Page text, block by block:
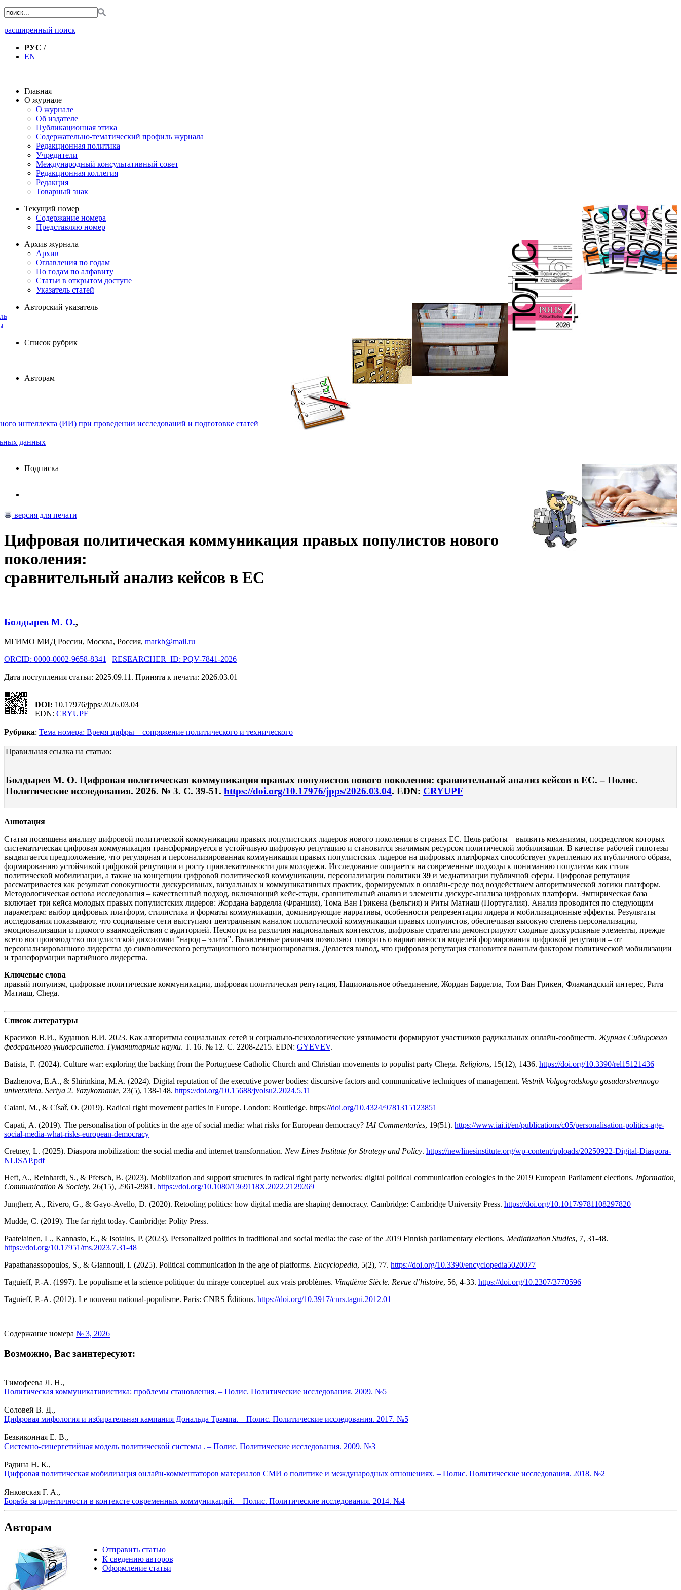
расширенный поиск
РУС /
EN
Главная
О журнале
О журнале
Об издателе
Публикационная этика
Содержательно-тематический профиль журнала
Редакционная политика
Учредители
Международный консультативный совет
Редакционная коллегия
Редакция
Товарный знак
Текущий номер
Содержание номера
Представляю номер
Архив журнала
Архив
Оглавления по годам
По годам по алфавиту
Статьи в открытом доступе
Указатель статей
Авторский указатель
Список рубрик
Авторам
интеллекта (ИИ) при проведении исследований и подготовке статей
данных
Подписка
версия для печати
Цифровая политическая коммуникация правых популистов нового
поколения:
сравнительный анализ кейсов в ЕС
Болдырев М. О.,
МГИМО МИД России, Москва, Россия, markb@mail.ru
ORCID: 0000-0002-9658-8341 | RESEARCHER_ID: PQV-7841-2026
Дата поступления статьи: 2025.09.11. Принята к печати: 2026.03.01
DOI: 10.17976/jpps/2026.03.04
EDN: CRYUPF
Рубрика: Тема номера: Время цифры – сопряжение политического и технического
Правильная ссылка на статью:
Болдырев М. О. Цифровая политическая коммуникация правых популистов нового поколения: сравнительный анализ кейсов в ЕС. – Полис.
Политические исследования. 2026. № 3. С. 39-51. https://doi.org/10.17976/jpps/2026.03.04. EDN: CRYUPF
Аннотация
Статья посвящена анализу цифровой политической коммуникации правых популистских лидеров нового поколения в странах ЕС. Цель работы – выявить механизмы, посредством которых
систематическая цифровая коммуникация трансформируется в устойчивую цифровую репутацию и становится значимым ресурсом политической мобилизации. В качестве рабочей гипотезы
выдвигается предположение, что регулярная и персонализированная коммуникация правых популистских лидеров на цифровых платформах способствует укреплению их публичного образа,
формированию устойчивой цифровой репутации и росту привлекательности для молодежи. Исследование опирается на современные подходы к пониманию популизма как стиля
политической мобилизации, а также на концепции цифровой политической коммуникации, персонализации политики 39 и медиатизации публичной сферы. Цифровая репутация
рассматривается как результат совокупности дискурсивных, визуальных и коммуникативных практик, формируемых в онлайн-среде под воздействием алгоритмической логики платформ.
Методологическая основа исследования – качественный подход, включающий кейс-стади, сравнительный анализ и элементы дискурс-анализа цифровых платформ. Эмпирическая база
включает три кейса молодых правых популистских лидеров: Жордана Барделла (Франция), Тома Ван Грикена (Бельгия) и Риты Матиаш (Португалия). Анализ проводится по следующим
параметрам: выбор цифровых платформ, стилистика и форматы коммуникации, доминирующие нарративы, особенности репрезентации лидера и мобилизационные эффекты. Результаты
исследования показывают, что социальные сети выступают центральным каналом политической коммуникации правых популистов, обеспечивая высокую степень персонализации,
эмоционализации и прямого взаимодействия с аудиторией. Несмотря на различия национальных контекстов, цифровые стратегии демонстрируют сходные дискурсивные элементы, прежде
всего воспроизводство популистской дихотомии “народ – элита”. Выявленные различия позволяют говорить о вариативности моделей формирования цифровой репутации – от
персонализированного лидерства до символического репутационного позиционирования. Делается вывод, что цифровая репутация становится важным фактором политической мобилизации
и трансформации партийного лидерства.
Ключевые слова
правый популизм, цифровые политические коммуникации, цифровая политическая репутация, Национальное объединение, Жордан Барделла, Том Ван Грикен, Фламандский интерес, Рита
Матиаш, Chega.
Список литературы
Красиков В.И., Кудашов В.И. 2023. Как алгоритмы социальных сетей и социально-психологические уязвимости формируют участников радикальных онлайн-сообществ. Журнал Сибирского
федерального университета. Гуманитарные науки. Т. 16. № 12. С. 2208-2215. EDN: GYEVEV.
Batista, F. (2024). Culture war: exploring the backing from the Portuguese Catholic Church and Christian movements to populist party Chega. Religions, 15(12), 1436. https://doi.org/10.3390/rel15121436
Bazhenova, E.A., & Shirinkina, M.A. (2024). Digital reputation of the executive power bodies: discursive factors and communicative techniques of management. Vestnik Volgogradskogo gosudarstvennogo
universiteta. Seriya 2. Yazykoznanie, 23(5), 138-148. https://doi.org/10.15688/jvolsu2.2024.5.11
Caiani, M., & Císař, O. (2019). Radical right movement parties in Europe. London: Routledge. https://doi.org/10.4324/9781315123851
Capati, A. (2019). The personalisation of politics in the age of social media: what risks for European democracy? IAI Commentaries, 19(51). https://www.iai.it/en/publications/c05/personalisation-politics-age-
social-media-what-risks-european-democracy
Cretney, L. (2025). Diaspora mobilization: the social media and internet transformation. New Lines Institute for Strategy and Policy. https://newlinesinstitute.org/wp-content/uploads/20250922-Digital-Diaspora-
NLISAP.pdf
Heft, A., Reinhardt, S., & Pfetsch, B. (2023). Mobilization and support structures in radical right party networks: digital political communication ecologies in the 2019 European Parliament elections. Information,
Communication & Society, 26(15), 2961-2981. https://doi.org/10.1080/1369118X.2022.2129269
Jungherr, A., Rivero, G., & Gayo-Avello, D. (2020). Retooling politics: how digital media are shaping democracy. Cambridge: Cambridge University Press. https://doi.org/10.1017/9781108297820
Mudde, C. (2019). The far right today. Cambridge: Polity Press.
Paatelainen, L., Kannasto, E., & Isotalus, P. (2023). Personalized politics in traditional and social media: the case of the 2019 Finnish parliamentary elections. Mediatization Studies, 7, 31-48.
https://doi.org/10.17951/ms.2023.7.31-48
Papathanassopoulos, S., & Giannouli, I. (2025). Political communication in the age of platforms. Encyclopedia, 5(2), 77. https://doi.org/10.3390/encyclopedia5020077
Taguieff, P.-A. (1997). Le populisme et la science politique: du mirage conceptuel aux vrais problèmes. Vingtième Siècle. Revue d’histoire, 56, 4-33. https://doi.org/10.2307/3770596
Taguieff, P.-A. (2012). Le nouveau national-populisme. Paris: CNRS Éditions. https://doi.org/10.3917/cnrs.tagui.2012.01
Содержание номера № 3, 2026
Возможно, Вас заинтересуют:
Тимофеева Л. Н.,
Политическая коммуникативистика: проблемы становления. – Полис. Политические исследования. 2009. №5
Соловей В. Д.,
Цифровая мифология и избирательная кампания Дональда Трампа. – Полис. Политические исследования. 2017. №5
Безвиконная Е. В.,
Системно-синергетийная модель политической системы . – Полис. Политические исследования. 2009. №3
Радина Н. К.,
Цифровая политическая мобилизация онлайн-комментаторов материалов СМИ о политике и международных отношениях. – Полис. Политические исследования. 2018. №2
Янковская Г. А.,
Борьба за идентичности в контексте современных коммуникаций. – Полис. Политические исследования. 2014. №4
Авторам
Отправить статью
К сведению авторов
Оформление статьи